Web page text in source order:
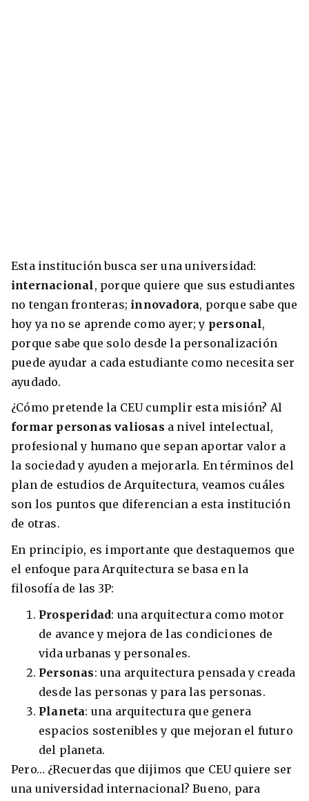
Esta institución busca ser una universidad:
internacional , porque quiere que sus estudiantes
no tengan fronteras; innovadora, porque sabe que
hoy ya no se aprende como ayer; y personal,
porque sabe que solo desde la personalización
puede ayudar a cada estudiante como necesita ser
ayudado.
¿Cómo pretende la CEU cumplir esta misión? Al
formar personas valiosas a nivel intelectual,
profesional y humano que sepan aportar valor a
la sociedad y ayuden a mejorarla. En términos del
plan de estudios de Arquitectura, veamos cuáles
son los puntos que diferencian a esta institución
de otras.
En principio, es importante que destaquemos que
el enfoque para Arquitectura se basa en la
filosofía de las 3P:
Prosperidad: una arquitectura como motor
de avance y mejora de las condiciones de
vida urbanas y personales.
Personas: una arquitectura pensada y creada
desde las personas y para las personas.
Planeta: una arquitectura que genera
espacios sostenibles y que mejoran el futuro
del planeta.
Pero… ¿Recuerdas que dijimos que CEU quiere ser
una universidad internacional? Bueno, para